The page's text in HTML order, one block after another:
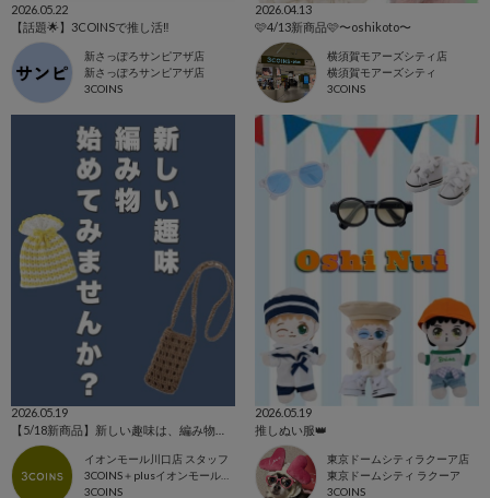
2026.05.22
【話題🌟】3COINSで推し活‼️
新さっぽろサンピアザ店
新さっぽろサンピアザ店
3COINS
2026.04.13
🩷4/13新商品🩷〜oshikoto〜
横須賀モアーズシティ店
横須賀モアーズシティ
3COINS
2026.05.19
イオンモール川口店 スタッフ
3COINS＋plusイオンモール川口店
3COINS
2026.05.19
推しぬい︎服👑
東京ドームシティラクーア店
東京ドームシティ ラクーア
3COINS